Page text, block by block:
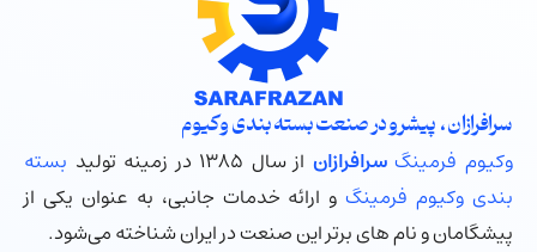
سرافرازان ، پیشرو در صنعت بسته بندی وکیوم
وکیوم فرمینگ سرافرازاناز سال ۱۳۸۵ در زمینه تولید
بسته
بندی وکیوم فرمینگو ارائه خدمات جانبی، به عنوان یکی از
پیشگامان و نام های برتر این صنعت در ایران شناخته می‌شود.